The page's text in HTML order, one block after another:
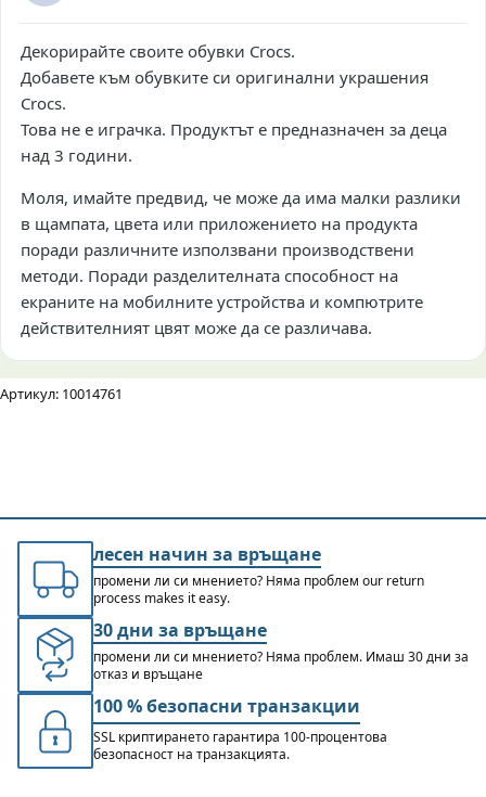
Декорирайте своите обувки Crocs.
Добавете към обувките си оригинални украшения
Crocs.
Това не е играчка. Продуктът е предназначен за деца
над 3 години.
Моля, имайте предвид, че може да има малки разлики
в щампата, цвета или приложението на продукта
поради различните използвани производствени
методи. Поради разделителната способност на
екраните на мобилните устройства и компютрите
действителният цвят може да се различава.
Артикул: 10014761
лесен начин за връщане
промени ли си мнението? Няма проблем our return
process makes it easy.
30 дни за връщане
промени ли си мнението? Няма проблем. Имаш 30 дни за
отказ и връщане
100 % безопасни транзакции
SSL криптирането гарантира 100-процентова
безопасност на транзакцията.